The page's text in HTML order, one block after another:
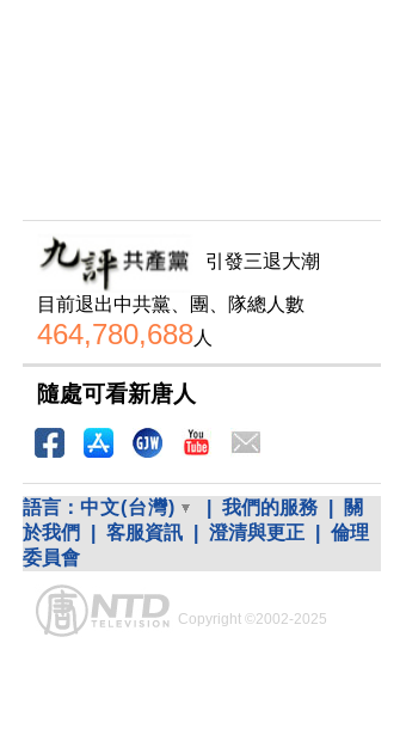
引發三退大潮
目前退出中共黨、團、隊總人數
464,780,688人
隨處可看新唐人
語言： 中文(台灣) 我們的服務
關
於我們
客服資訊 澄清與更正
倫理
委員會
Copyright ©2002-2025